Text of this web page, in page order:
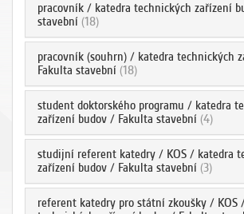
pracovník / katedra technických zařízení
stavební (18)
pracovník (souhrn) / katedra technických
Fakulta stavební (18)
student doktorského programu / katedra
zařízení budov / Fakulta stavební (4)
studijní referent katedry / KOS / katedra
zařízení budov / Fakulta stavební (3)
referent katedry pro státní zkoušky / KOS